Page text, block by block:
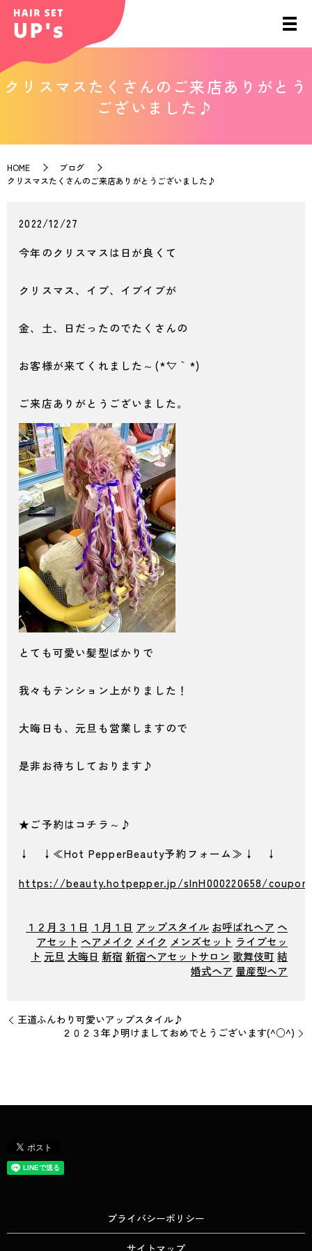
クリスマスたくさんのご来店ありがとう
ございました♪
HOME
ブログ
クリスマスたくさんのご来店ありがとうございました♪
2022/12/27
今年のクリスマスは日が良くて
クリスマス、イブ、イブイブが
金、土、日だったのでたくさんの
お客様が来てくれました～(*´▽｀*)
ご来店ありがとうございました。
とても可愛い髪型ばかりで
我々もテンション上がりました！
大晦日も、元旦も営業しますので
是非お待ちしております♪
★ご予約はコチラ～♪
↓ ↓≪Hot PepperBeauty予約フォーム≫↓ ↓
https://beauty.hotpepper.jp/slnH000220658/
１２月３１日 １月１日 アップスタイル お呼ばれヘア ヘ
アセット ヘアメイク メイク メンズセット ライブセッ
ト 元旦 大晦日 新宿 新宿ヘアセットサロン 歌舞伎町 結
婚式ヘア 量産型ヘア
王道ふんわり可愛いアップスタイル♪
２０２３年♪明けましておめでとうございます(^○^)
プライバシーポリシー
サイトマップ